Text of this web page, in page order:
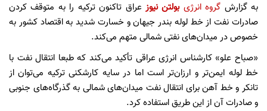
به گزارش گروه انرژی بولتن نیوز عراق تاکنون ترکیه را به متوقف کردن
صادرات نفت از خط لوله بندر جیهان و خسارت شدید به اقتصاد کشور به
خصوص در میدان‌های نفتی شمالی متهم می‌کند.
«صباح علو» کارشناس انرژی عراقی تأکید می‌کند که طبعا انتقال نفت با
خط لوله ایمن‌تر و ارزان‌تر است اما در سایه کارشکنی ترکیه می‌توان از
تانکر و خط آهن برای انتقال نفت میدان‌های شمالی به گذرگاه‌های جنوبی
و صادرات آن از این طریق استفاده کرد.